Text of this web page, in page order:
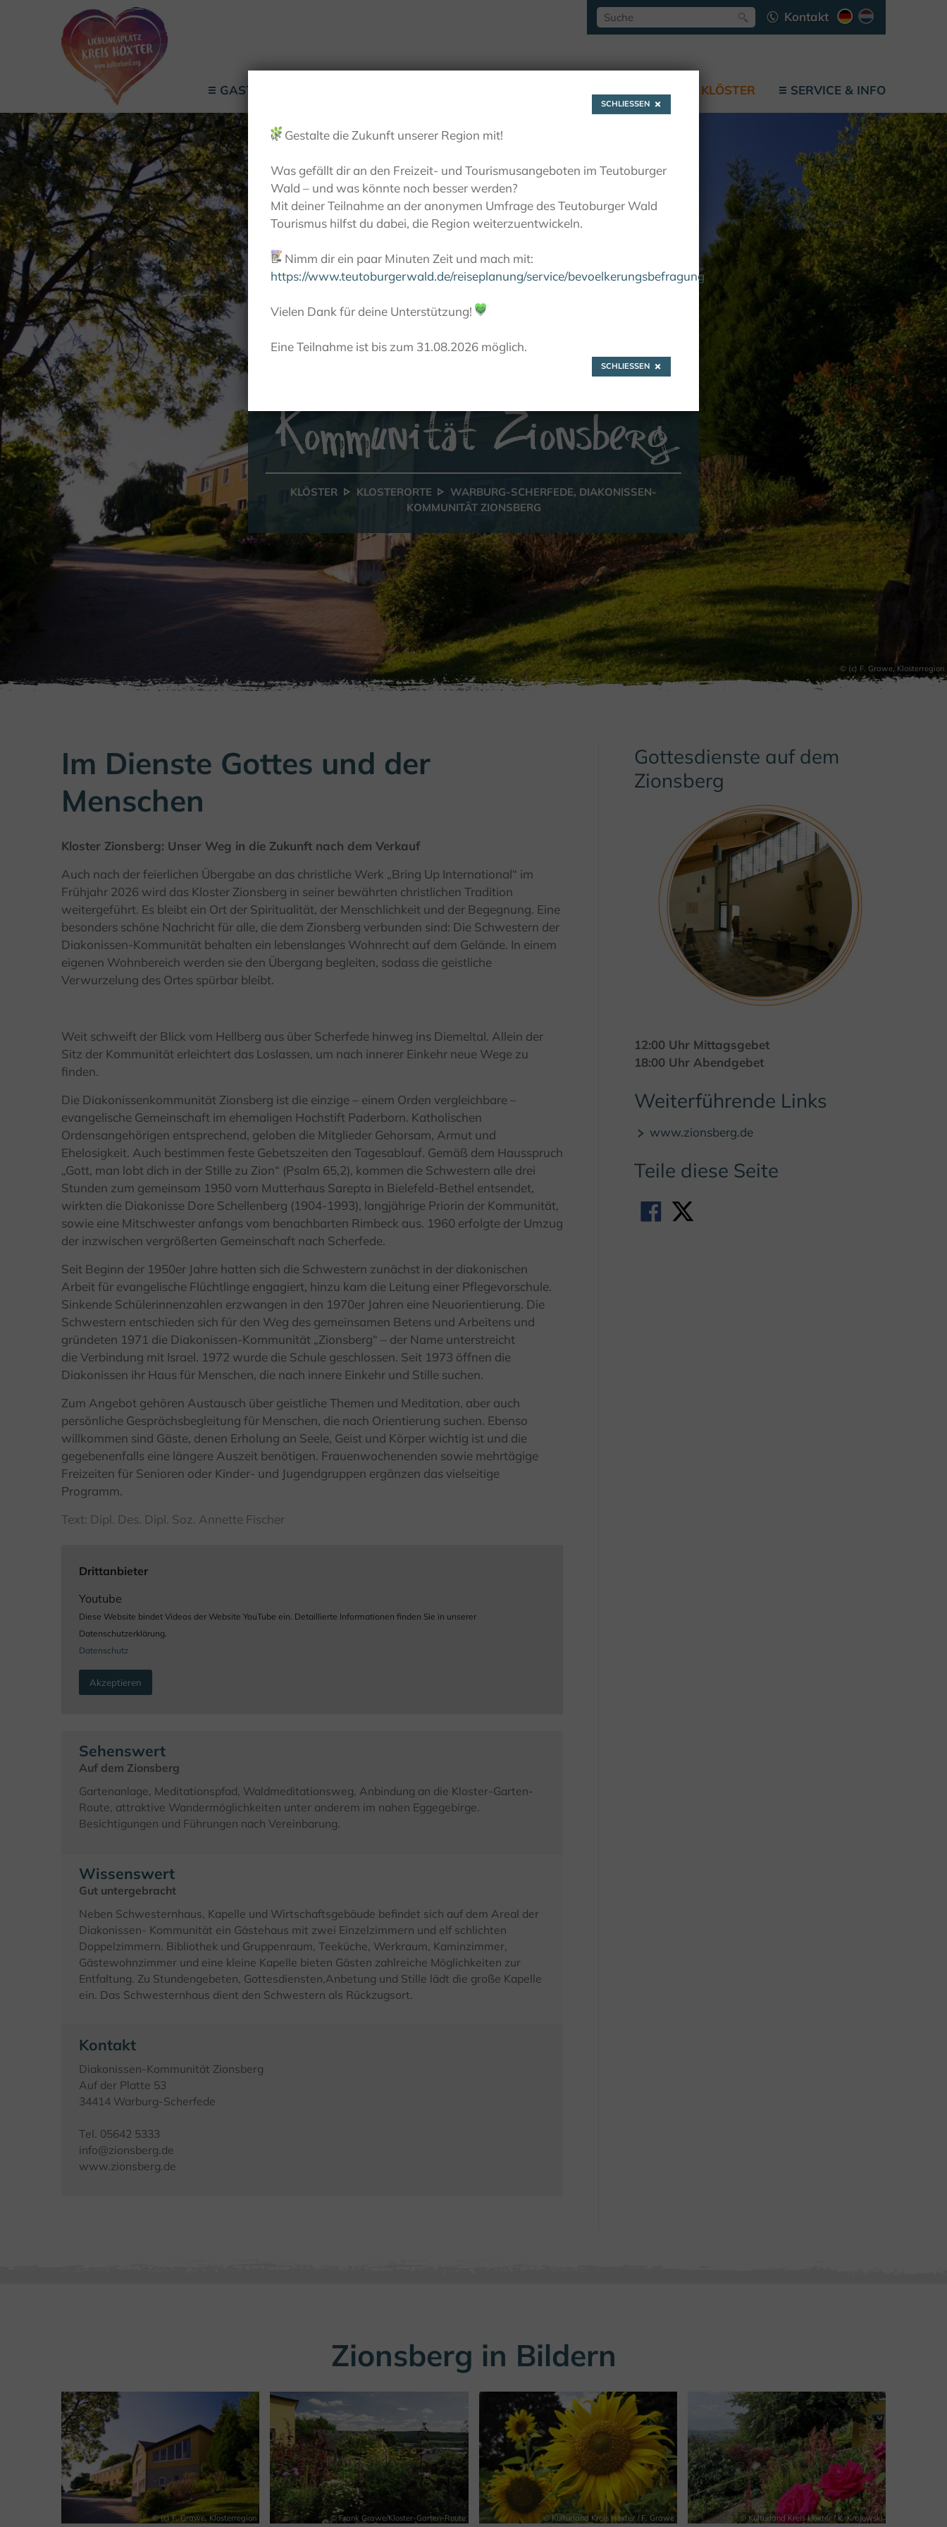
Kontakt
GASTGEBER KLÖSTER SERVICE & INFO
Warburg-Scherfede,
Diakonissen-
Kommunität Zionsberg
KLÖSTER KLOSTERORTE
WARBURG-SCHERFEDE, DIAKONISSEN-
KOMMUNITÄT ZIONSBERG
© (c) F. Grawe, Klosterregion
Im Dienste Gottes und der
Menschen
Kloster Zionsberg: Unser Weg in die Zukunft nach dem Verkauf
Auch nach der feierlichen Übergabe an das christliche Werk „Bring Up International“ im
Frühjahr 2026 wird das Kloster Zionsberg in seiner bewährten christlichen Tradition
weitergeführt. Es bleibt ein Ort der Spiritualität, der Menschlichkeit und der Begegnung. Eine
besonders schöne Nachricht für alle, die dem Zionsberg verbunden sind: Die Schwestern der
Diakonissen-Kommunität behalten ein lebenslanges Wohnrecht auf dem Gelände. In einem
eigenen Wohnbereich werden sie den Übergang begleiten, sodass die geistliche
Verwurzelung des Ortes spürbar bleibt.
Weit schweift der Blick vom Hellberg aus über Scherfede hinweg ins Diemeltal. Allein der
Sitz der Kommunität erleichtert das Loslassen, um nach innerer Einkehr neue Wege zu
finden.
Die Diakonissenkommunität Zionsberg ist die einzige – einem Orden vergleichbare –
evangelische Gemeinschaft im ehemaligen Hochstift Paderborn. Katholischen
Ordensangehörigen entsprechend, geloben die Mitglieder Gehorsam, Armut und
Ehelosigkeit. Auch bestimmen feste Gebetszeiten den Tagesablauf. Gemäß dem Hausspruch
„Gott, man lobt dich in der Stille zu Zion“ (Psalm 65,2), kommen die Schwestern alle drei
Stunden zum gemeinsam 1950 vom Mutterhaus Sarepta in Bielefeld-Bethel entsendet,
wirkten die Diakonisse Dore Schellenberg (1904-1993), langjährige Priorin der Kommunität,
sowie eine Mitschwester anfangs vom benachbarten Rimbeck aus. 1960 erfolgte der Umzug
der inzwischen vergrößerten Gemeinschaft nach Scherfede.
Seit Beginn der 1950er Jahre hatten sich die Schwestern zunächst in der diakonischen
Arbeit für evangelische Flüchtlinge engagiert, hinzu kam die Leitung einer Pflegevorschule.
Sinkende Schülerinnenzahlen erzwangen in den 1970er Jahren eine Neuorientierung. Die
Schwestern entschieden sich für den Weg des gemeinsamen Betens und Arbeitens und
gründeten 1971 die Diakonissen-Kommunität „Zionsberg“ – der Name unterstreicht
die Verbindung mit Israel. 1972 wurde die Schule geschlossen. Seit 1973 öffnen die
Diakonissen ihr Haus für Menschen, die nach innere Einkehr und Stille suchen.
Zum Angebot gehören Austausch über geistliche Themen und Meditation, aber auch
persönliche Gesprächsbegleitung für Menschen, die nach Orientierung suchen. Ebenso
willkommen sind Gäste, denen Erholung an Seele, Geist und Körper wichtig ist und die
gegebenenfalls eine längere Auszeit benötigen. Frauenwochenenden sowie mehrtägige
Freizeiten für Senioren oder Kinder- und Jugendgruppen ergänzen das vielseitige
Programm.
Text: Dipl. Des. Dipl. Soz. Annette Fischer
Drittanbieter
Youtube
Diese Website bindet Videos der Website YouTube ein. Detaillierte Informationen finden Sie in unserer
Datenschutzerklärung.
Datenschutz
Akzeptieren
Sehenswert
Auf dem Zionsberg
Gartenanlage, Meditationspfad, Waldmeditationsweg, Anbindung an die Kloster-Garten-
Route, attraktive Wandermöglichkeiten unter anderem im nahen Eggegebirge.
Besichtigungen und Führungen nach Vereinbarung.
Wissenswert
Gut untergebracht
Neben Schwesternhaus, Kapelle und Wirtschaftsgebäude befindet sich auf dem Areal der
Diakonissen- Kommunität ein Gästehaus mit zwei Einzelzimmern und elf schlichten
Doppelzimmern. Bibliothek und Gruppenraum, Teeküche, Werkraum, Kaminzimmer,
Gästewohnzimmer und eine kleine Kapelle bieten Gästen zahlreiche Möglichkeiten zur
Entfaltung. Zu Stundengebeten, Gottesdiensten,Anbetung und Stille lädt die große Kapelle
ein. Das Schwesternhaus dient den Schwestern als Rückzugsort.
Kontakt
Diakonissen-Kommunität Zionsberg
Auf der Platte 53
34414 Warburg-Scherfede
Tel. 05642 5333
info@zionsberg.de
www.zionsberg.de
Gottesdienste auf dem
Zionsberg
12:00 Uhr Mittagsgebet
18:00 Uhr Abendgebet
Weiterführende Links
www.zionsberg.de
Teile diese Seite
Zionsberg in Bildern
© (c) F. Grawe, Klosterregion © Frank Grawe/Kloster-Garten-Route © Kulturland Kreis Höxter / F. Grawe © Kulturland Kreis Höxter / K. Krajewski
SCHLIESSEN
🌿 Gestalte die Zukunft unserer Region mit!
Was gefällt dir an den Freizeit- und Tourismusangeboten im Teutoburger
Wald – und was könnte noch besser werden?
Mit deiner Teilnahme an der anonymen Umfrage des Teutoburger Wald
Tourismus hilfst du dabei, die Region weiterzuentwickeln.
📝 Nimm dir ein paar Minuten Zeit und mach mit:
https://www.teutoburgerwald.de/reiseplanung/service/bevoelkerungsbefragung
Vielen Dank für deine Unterstützung! 💚
Eine Teilnahme ist bis zum 31.08.2026 möglich.
SCHLIESSEN